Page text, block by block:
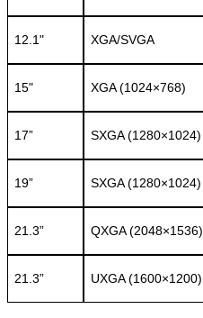
12.1" XGA/SVGA
15" XGA (1024×768)
17” SXGA (1280×1024)
19” SXGA (1280×1024)
21.3” QXGA (2048×1536)
21.3” UXGA (1600×1200)